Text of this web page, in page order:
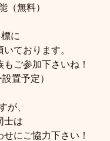
（無料）
に
ております。
ご参加下さいね！
置予定）
が、
士は
にご協力下さい！